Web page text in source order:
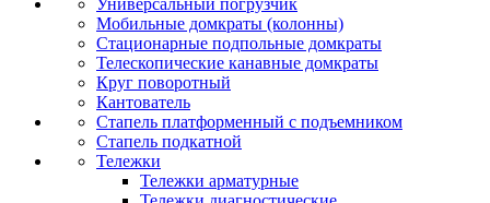
Универсальный погрузчик
Мобильные домкраты (колонны)
Стационарные подпольные домкраты
Телескопические канавные домкраты
Круг поворотный
Кантователь
Стапель платформенный с подъемником
Стапель подкатной
Тележки
Тележки арматурные